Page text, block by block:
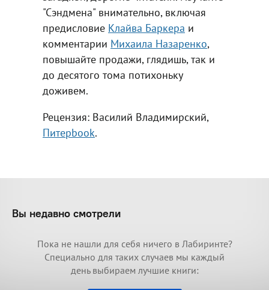
"Сэндмена" внимательно, включая
предисловие Клайва Баркера и
комментарии Михаила Назаренко,
повышайте продажи, глядишь, так и
до десятого тома потихоньку
доживем.
Рецензия: Василий Владимирский,
Питерbook.
Вы недавно смотрели
Пока не нашли для себя ничего в Лабиринте?
Специально для таких случаев мы каждый
день выбираем лучшие книги: